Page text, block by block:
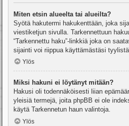
Miten etsin alueelta tai alueilta?
Syötä hakutermi hakukenttään, joka
viestiketjun sivulla. Tarkennettuun
“Tarkennettu haku”-linkkiä joka on
sijainti voi riippua käyttämästäsi tyylistä.
Ylös
Miksi hakuni ei löytänyt mitään?
Hakusi oli todennäköisesti liian
yleisiä termejä, joita phpBB ei ole
käytä Tarkennetun haun valintoja.
Ylös